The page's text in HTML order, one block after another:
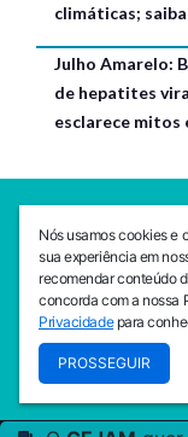
climáticas;
Julho Amarelo:
de hepatites
esclarece mitos
Av. da
Av. da
Nós usamos cookies e
sua experiência em
recomendar conteúdo
concorda com a nossa
Privacidadepara
PROSSEGUIR